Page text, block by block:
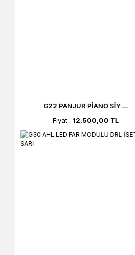
G22 PANJUR PİANO SİY ...
Fiyat : 12.500,00 TL